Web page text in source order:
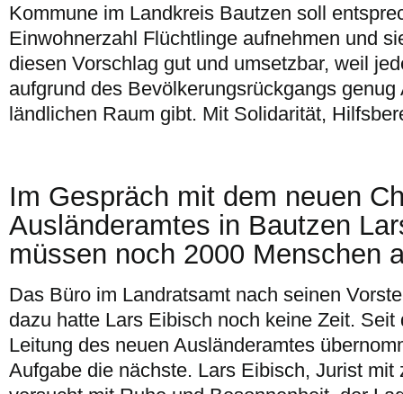
Kommune im Landkreis Bautzen soll
Einwohnerzahl Flüchtlinge aufnehmen und
diesen Vorschlag gut und umsetzbar, weil
aufgrund des Bevölkerungsrückgangs
ländlichen Raum gibt. Mit Solidarität,
Im Gespräch mit dem neuen
Ausländeramtes in Bautzen
müssen noch 2000 Menschen
Das Büro im Landratsamt nach seinen
dazu hatte Lars Eibisch noch keine Zeit. Seit
Leitung des neuen Ausländeramtes
Aufgabe die nächste. Lars Eibisch, Jurist mit